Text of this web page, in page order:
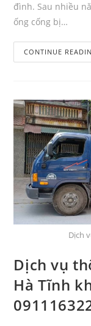
đình. Sau nhiều
ống cống bị…
CONTINUE
Dịch
Dịch vụ
Hà Tĩnh